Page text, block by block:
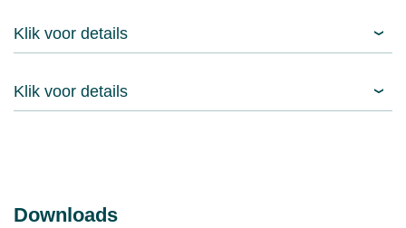
Klik voor details
Klik voor details
Downloads